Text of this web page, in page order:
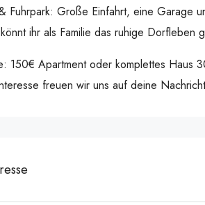
Fuhrpark: Große Einfahrt, eine Garage
ihr als Familie das ruhige Dorfleben
150€ Apartment oder komplettes Haus
freuen wir uns auf deine